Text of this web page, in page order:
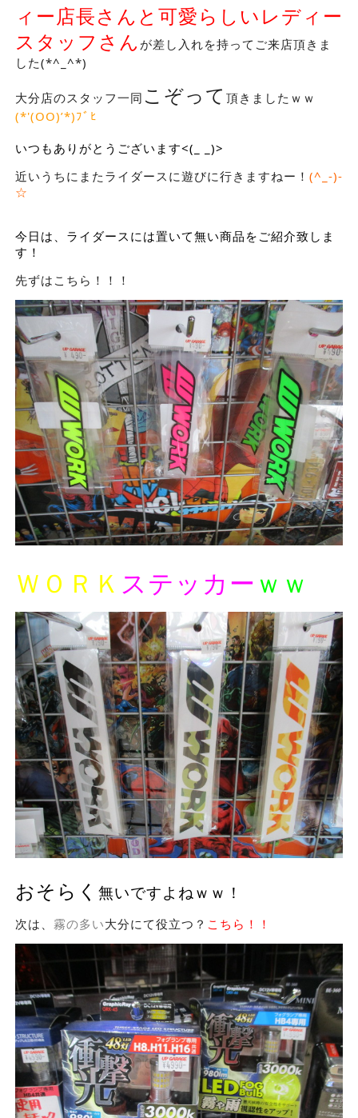
ィー店長さんと可愛らしいレディー
スタッフさん が差し入れを持ってご来店頂きま
した(*^_^*)
大分店のスタッフ一同 こぞって 頂きましたｗｗ
(*'(OO)’*)ﾌﾞﾋ
いつもありがとうございます<(_ _)>
近いうちにまたライダースに遊びに行きますねー！ (^_-)-
☆
今日は、ライダースには置いて無い商品をご紹介致しま
す！
先ずはこちら！！！
ＷＯＲＫ ステッカーｗｗ
おそらく 無いですよねｗｗ！
次は、 霧の多い大分にて役立つ？ こちら！！